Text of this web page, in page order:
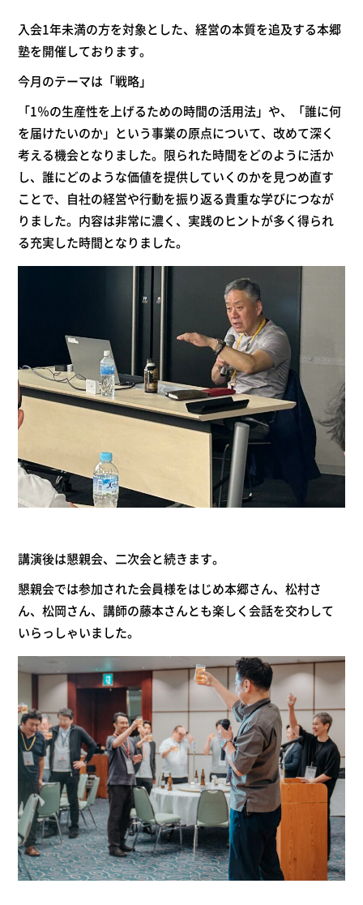
入会1年未満の方を対象とした、経営の本質を追及する本郷
塾を開催しております。
今月のテーマは「戦略」
「1％の生産性を上げるための時間の活用法」や、「誰に何
を届けたいのか」という事業の原点について、改めて深く
考える機会となりました。限られた時間をどのように活か
し、誰にどのような価値を提供していくのかを見つめ直す
ことで、自社の経営や行動を振り返る貴重な学びにつなが
りました。内容は非常に濃く、実践のヒントが多く得られ
る充実した時間となりました。
講演後は懇親会、二次会と続きます。
懇親会では参加された会員様をはじめ本郷さん、松村さ
ん、松岡さん、講師の藤本さんとも楽しく会話を交わして
いらっしゃいました。